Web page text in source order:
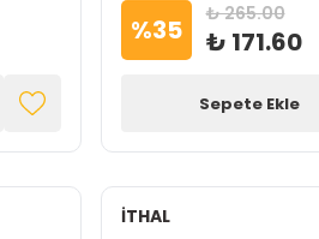
%35 ₺ 265.00
₺ 171.60
Sepete Ekle
İTHAL